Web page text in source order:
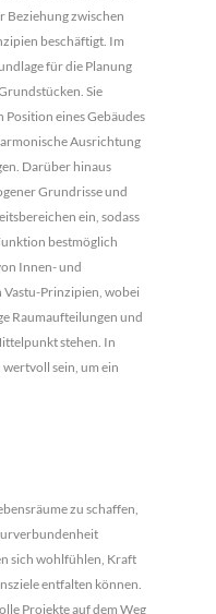
Beziehung zwischen
beschäftigt. Im
für die Planung
Sie
eines Gebäudes
Ausrichtung
Darüber hinaus
Grundrisse und
ein, sodass
bestmöglich
Innen- und
Prinzipien, wobei
Raumaufteilungen und
stehen. In
sein, um ein
zu schaffen,
sich wohlfühlen, Kraft
entfalten können.
Projekte auf dem Weg